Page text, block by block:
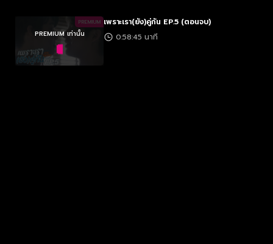
PREMIUM
PREMIUM เท่านั้น
เพราะเรา(ยัง)คู่กัน EP.5 (ตอนจบ)
0:58:45 นาที